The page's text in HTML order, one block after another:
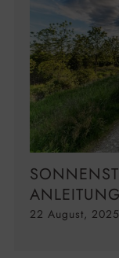
22 August, 2025